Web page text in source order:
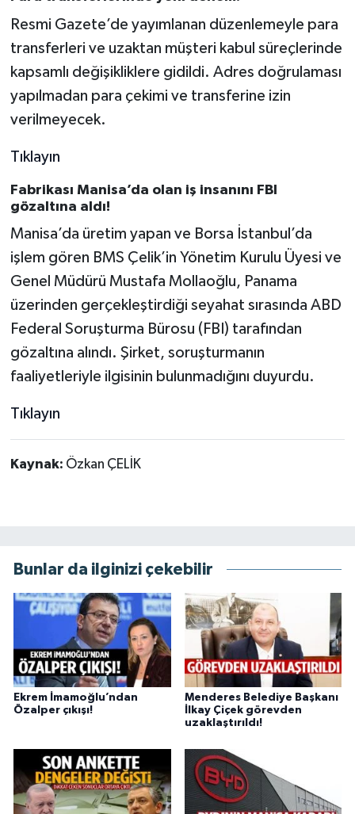
Resmi Gazete’de yayımlanan düzenlemeyle para
transferleri ve uzaktan müşteri kabul süreçlerinde
kapsamlı değişikliklere gidildi. Adres doğrulaması
yapılmadan para çekimi ve transferine izin
verilmeyecek.
Tıklayın
Fabrikası Manisa’da olan iş insanını FBI
gözaltına aldı!
Manisa’da üretim yapan ve Borsa İstanbul’da
işlem gören BMS Çelik’in Yönetim Kurulu Üyesi ve
Genel Müdürü Mustafa Mollaoğlu, Panama
üzerinden gerçekleştirdiği seyahat sırasında ABD
Federal Soruşturma Bürosu (FBI) tarafından
gözaltına alındı. Şirket, soruşturmanın
faaliyetleriyle ilgisinin bulunmadığını duyurdu.
Tıklayın
Kaynak: Özkan ÇELİK
Bunlar da ilginizi çekebilir
Ekrem İmamoğlu’ndan
Özalper çıkışı!
Menderes Belediye Başkanı
İlkay Çiçek görevden
uzaklaştırıldı!